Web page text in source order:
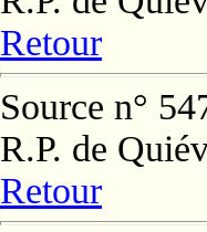
Retour
Source n°
R.P. de
Retour